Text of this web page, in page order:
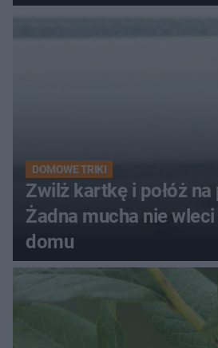
kobiety
DOMOWE TRIKI
Zwilż kartkę i połóż
Żadna mucha nie
domu